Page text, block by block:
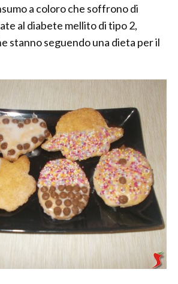
a coloro che soffrono di
al diabete mellito di tipo 2,
stanno seguendo una dieta per il